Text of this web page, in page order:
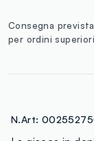
Consegna
per ordini
N.Art: